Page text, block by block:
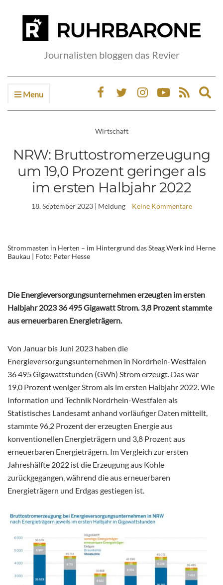
Journalisten bloggen das Revier
Menu
Wirtschaft
NRW: Bruttostromerzeugung
um 19,0 Prozent geringer als
im ersten Halbjahr 2022
18. September 2023| Meldung Keine Kommentare
Strommasten in Herten – im Hintergrund das Steag Werk ind Herne
Baukau | Foto: Peter Hesse
Die Energieversorgungsunternehmen erzeugten im ersten
Halbjahr 2023 36 495 Gigawatt Strom. 3,8 Prozent stammte
aus erneuerbaren Energieträgern.
Von Januar bis Juni 2023 haben die
Energieversorgungsunternehmen in Nordrhein-Westfalen
36 495 Gigawattstunden (GWh) Strom erzeugt. Das war
19,0 Prozent weniger Strom als im ersten Halbjahr 2022. Wie
Information und Technik Nordrhein-Westfalen als
Statistisches Landesamt anhand vorläufiger Daten mitteilt,
stammte 96,2 Prozent der erzeugten Energie aus
konventionellen Energieträgern und 3,8 Prozent aus
erneuerbaren Energieträgern. Im Vergleich zur ersten
Jahreshälfte 2022 ist die Erzeugung aus Kohle
zurückgegangen, während die aus erneuerbaren
Energieträgern und Erdgas gestiegen ist.